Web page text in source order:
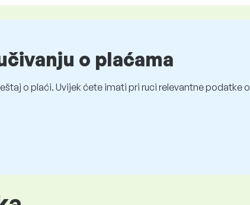
o plaćama
o plaći. Uvijek ćete imati pri ruci relevantne podatke o